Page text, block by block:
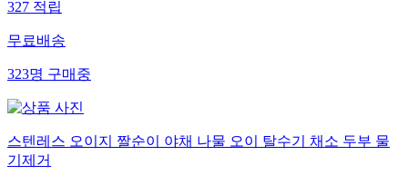
327적립
무료배송
323명구매중
스텐레스 오이지 짤순이 야채 나물 오이 탈수기 채소 두부 물
기제거